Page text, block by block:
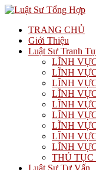
TRANG CHỦ
Giới Thiệu
Luật Sư Tranh
LĨNH
LĨNH
LĨNH
LĨNH
LĨNH
LĨNH
LĨNH
LĨNH
LĨNH
THỦ
Luật Sư Tư Vấn